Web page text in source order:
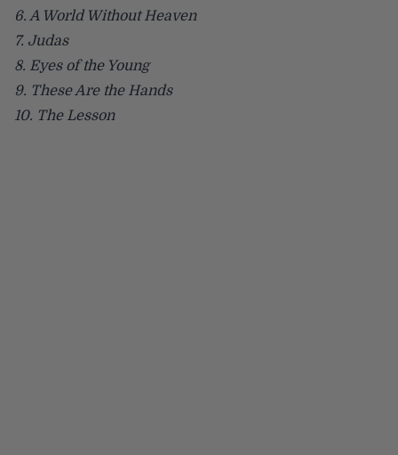
6. A World Without Heaven
7. Judas
8. Eyes of the Young
9. These Are the Hands
10. The Lesson